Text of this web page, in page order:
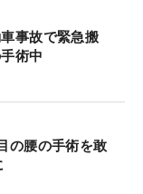
くなかったこ
、なんらかの
し大破したと
事故で緊急搬
術中
の腰の手術を敢